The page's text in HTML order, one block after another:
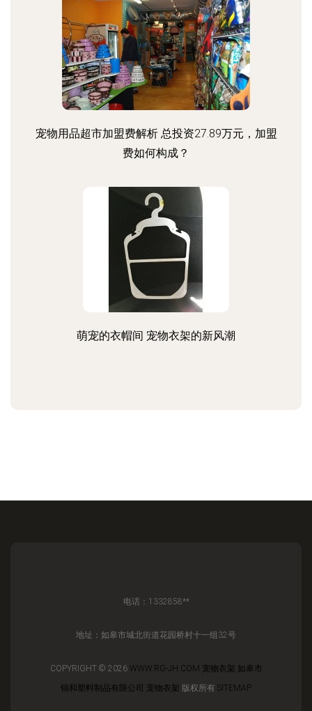
宠物用品超市加盟费解析 总投资27.89万元，加盟
费如何构成？
萌宠的衣帽间 宠物衣架的新风潮
电话：1332858**
地址：如皋市城北街道花园桥村十一组32号
COPYRIGHT © 2026 WWW.RG-JH.COM 宠物衣架 如皋市
锦和塑料制品有限公司 宠物衣架 版权所有 SITEMAP